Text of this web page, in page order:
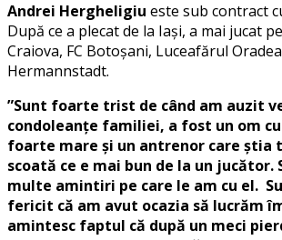
Andrei Hergheligiu este sub contract
După ce a plecat de la Iași, a mai jucat
Craiova, FC Botoșani, Luceafărul Oradea
Hermannstadt.
”Sunt foarte trist de când am auzit
condoleanțe familiei, a fost un om
foarte mare și un antrenor care știa
scoată ce e mai bun de la un
multe amintiri pe care le am cu el.
fericit că am avut ocazia să lucrăm
amintesc faptul că după un meci